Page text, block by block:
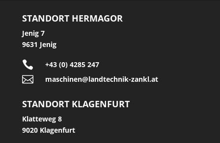
STANDORT HERMAGOR
Jenig 7
9631 Jenig
 +43 (0) 4285 247
 maschinen@landtechnik-zankl.at
STANDORT KLAGENFURT
Klatteweg 8
9020 Klagenfurt